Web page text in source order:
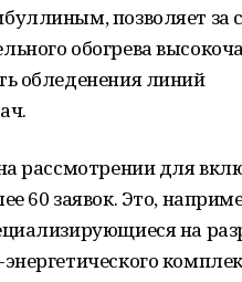
позволяет за
обогрева
обледенения линий
рассмотрении для
60 заявок. Это,
на